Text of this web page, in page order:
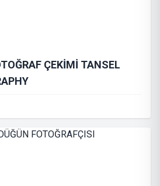
ÇEKİMİ TANSEL